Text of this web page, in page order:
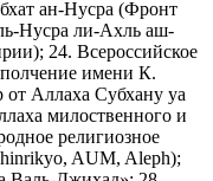
ан-Нусра (Фронт
Нусра ли-Ахль аш-
24. Всероссийское
имени К.
Аллаха Субхану уа
милоственного и
религиозное
AUM, Aleph);